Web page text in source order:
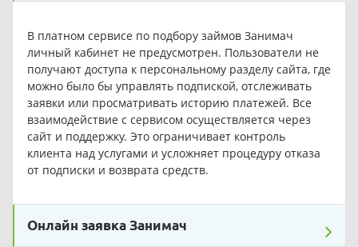
В платном сервисе по подбору займов Занимач
личный кабинет не предусмотрен. Пользователи не
получают доступа к персональному разделу сайта, где
можно было бы управлять подпиской, отслеживать
заявки или просматривать историю платежей. Все
взаимодействие с сервисом осуществляется через
сайт и поддержку. Это ограничивает контроль
клиента над услугами и усложняет процедуру отказа
от подписки и возврата средств.
Онлайн заявка Занимач